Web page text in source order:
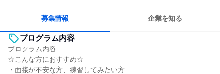
募集情報 企業を知る
プログラム内容
プログラム内容
☆こんな方におすすめ☆
・面接が不安な方、練習してみたい方